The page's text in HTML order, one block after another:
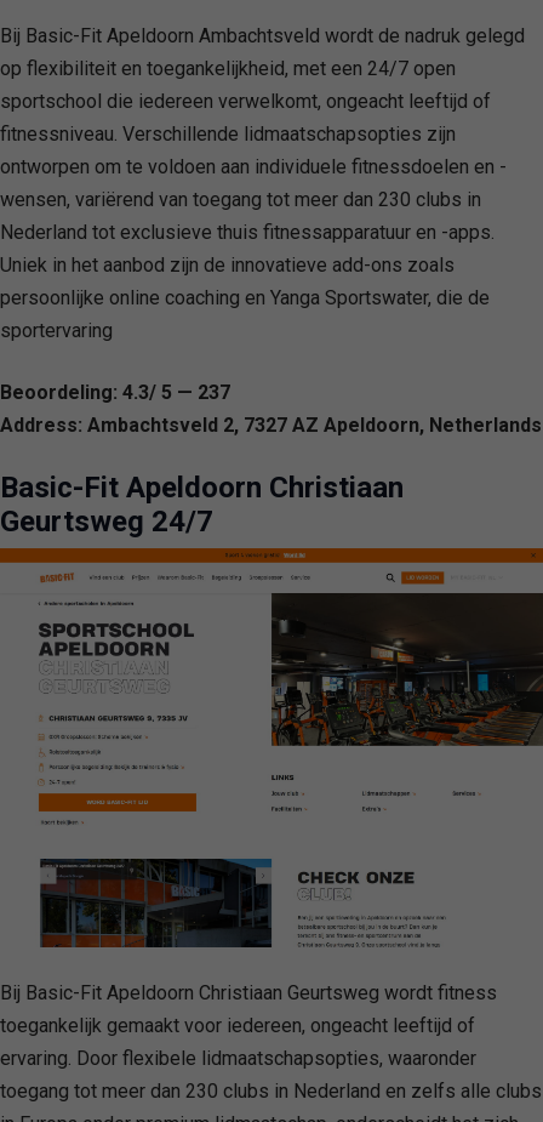
Bij Basic-Fit Apeldoorn Ambachtsveld wordt de nadruk gelegd
op flexibiliteit en toegankelijkheid, met een 24/7 open
sportschool die iedereen verwelkomt, ongeacht leeftijd of
fitnessniveau. Verschillende lidmaatschapsopties zijn
ontworpen om te voldoen aan individuele fitnessdoelen en -
wensen, variërend van toegang tot meer dan 230 clubs in
Nederland tot exclusieve thuis fitnessapparatuur en -apps.
Uniek in het aanbod zijn de innovatieve add-ons zoals
persoonlijke online coaching en Yanga Sportswater, die de
sportervaring
Beoordeling: 4.3/ 5 — 237
Address: Ambachtsveld 2, 7327 AZ Apeldoorn, Netherlands
Basic-Fit Apeldoorn Christiaan
Geurtsweg 24/7
Bij Basic-Fit Apeldoorn Christiaan Geurtsweg wordt fitness
toegankelijk gemaakt voor iedereen, ongeacht leeftijd of
ervaring. Door flexibele lidmaatschapsopties, waaronder
toegang tot meer dan 230 clubs in Nederland en zelfs alle clubs